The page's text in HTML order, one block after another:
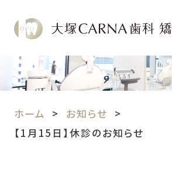
ホーム
お知らせ
【1月15日】休診のお知らせ